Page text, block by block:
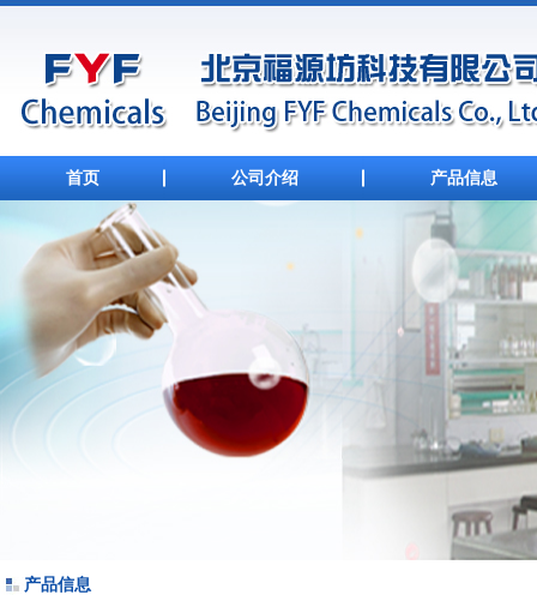
首页 公司介绍 产品信息
产品信息